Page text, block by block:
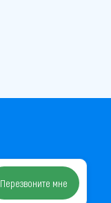
Перезвоните мне